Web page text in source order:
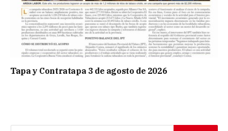
Tapa y Contratapa 3 de agosto de 2026